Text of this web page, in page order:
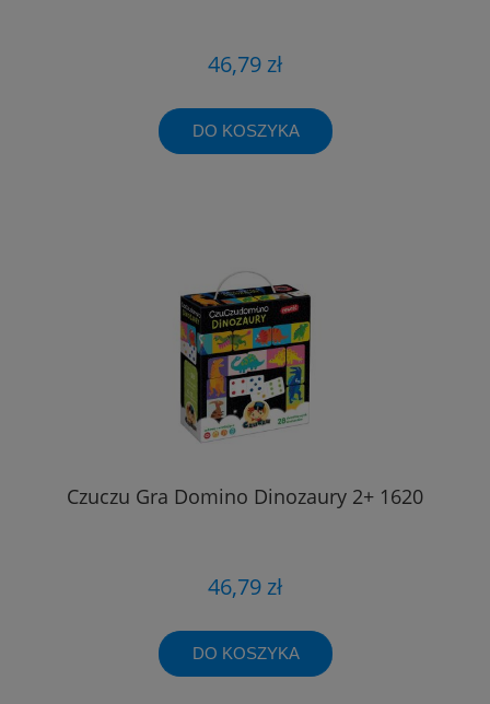
46,79 zł
DO KOSZYKA
Czuczu Gra Domino Dinozaury 2+ 1620
46,79 zł
DO KOSZYKA